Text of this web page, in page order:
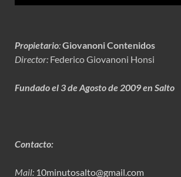
Propietario:Giovanoni Contenidos
Director: Federico Giovanoni Honsi
Fundado el 3 de Agosto de 2009 en Salto
Contacto:
Mail: 10minutosalto@gmail.com